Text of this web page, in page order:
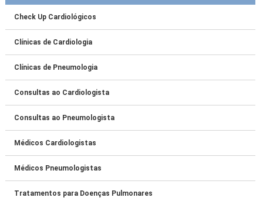
Check Up Cardiológicos
Clínicas de Cardiologia
Clínicas de Pneumologia
Consultas ao Cardiologista
Consultas ao Pneumologista
Médicos Cardiologistas
Médicos Pneumologistas
Tratamentos para Doenças Pulmonares